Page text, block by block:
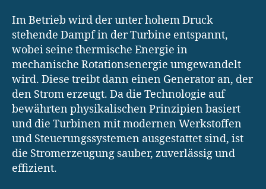
Im Betrieb wird der unter hohem Druck
stehende Dampf in der Turbine entspannt,
wobei seine thermische Energie in
mechanische Rotationsenergie umgewandelt
wird. Diese treibt dann einen Generator an, der
den Strom erzeugt. Da die Technologie auf
bewährten physikalischen Prinzipien basiert
und die Turbinen mit modernen Werkstoffen
und Steuerungssystemen ausgestattet sind, ist
die Stromerzeugung sauber, zuverlässig und
effizient.